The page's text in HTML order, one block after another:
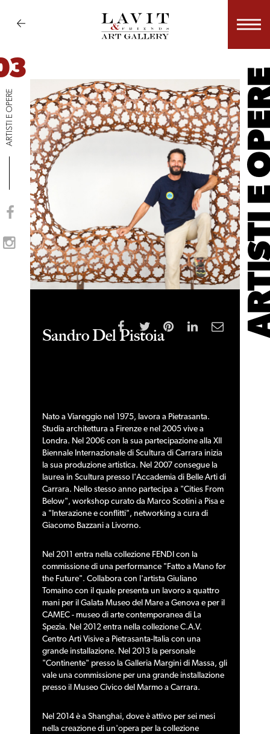
ARTISTI E OPERE
Sandro Del Pistoia
Nato a Viareggio nel 1975, lavora a Pietrasanta.
Studia architettura a Firenze e nel 2005 vive a
Londra. Nel 2006 con la sua partecipazione alla XII
Biennale Internazionale di Scultura di Carrara inizia
la sua produzione artistica. Nel 2007 consegue la
laurea in Scultura presso l'Accademia di Belle Arti di
Carrara. Nello stesso anno partecipa a "Cities From
Below", workshop curato da Marco Scotini a Pisa e
a "Interazione e conflitti", networking a cura di
Giacomo Bazzani a Livorno.
Nel 2011 entra nella collezione FENDI con la
commissione di una performance "Fatto a Mano for
the Future". Collabora con l'artista Giuliano
Tomaino con il quale presenta un lavoro a quattro
mani per il Galata Museo del Mare a Genova e per il
CAMEC - museo di arte contemporanea di La
Spezia. Nel 2012 entra nella collezione C.A.V.
Centro Arti Visive a Pietrasanta-Italia con una
grande installazione. Nel 2013 la personale
"Continente" presso la Galleria Margini di Massa, gli
vale una commissione per una grande installazione
presso il Museo Civico del Marmo a Carrara.
Nel 2014 è a Shanghai, dove è attivo per sei mesi
nella creazione di un'opera per la collezione